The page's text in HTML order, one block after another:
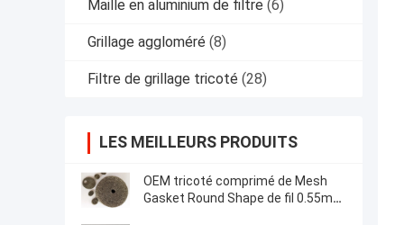
Maille en aluminium de filtre (6)
Grillage aggloméré (8)
Filtre de grillage tricoté (28)
LES MEILLEURS PRODUITS
OEM tricoté comprimé de Mesh
Gasket Round Shape de fil 0.55mm